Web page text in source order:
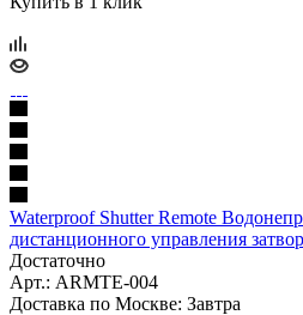
Waterproof Shutter Remote
дистанционного управления
Достаточно
Арт.: ARMTE-004
Доставка по Москве: Завтра